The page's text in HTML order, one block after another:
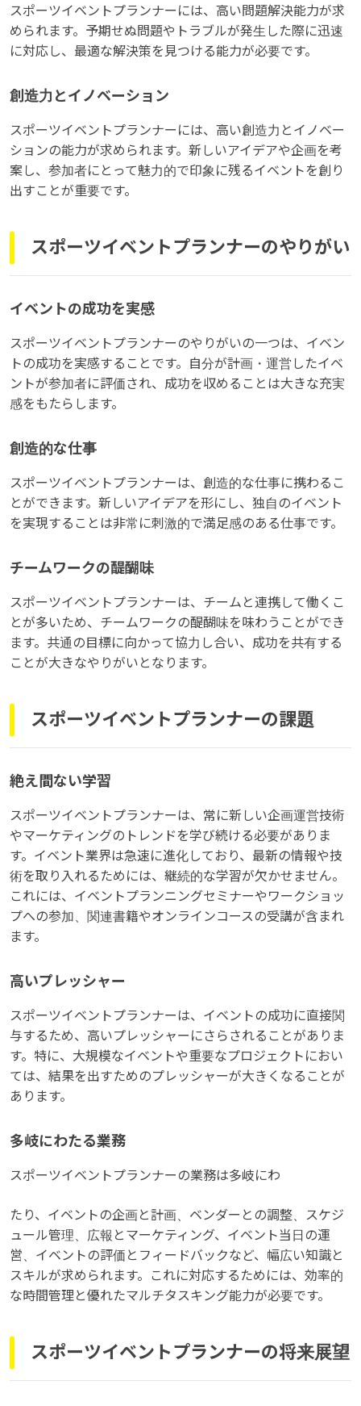
スポーツイベントプランナーには、高い問題解決能力が求
められます。予期せぬ問題やトラブルが発生した際に迅速
に対応し、最適な解決策を見つける能力が必要です。
創造力とイノベーション
スポーツイベントプランナーには、高い創造力とイノベー
ションの能力が求められます。新しいアイデアや企画を考
案し、参加者にとって魅力的で印象に残るイベントを創り
出すことが重要です。
スポーツイベントプランナーのやりがい
イベントの成功を実感
スポーツイベントプランナーのやりがいの一つは、イベン
トの成功を実感することです。自分が計画・運営したイベ
ントが参加者に評価され、成功を収めることは大きな充実
感をもたらします。
創造的な仕事
スポーツイベントプランナーは、創造的な仕事に携わるこ
とができます。新しいアイデアを形にし、独自のイベント
を実現することは非常に刺激的で満足感のある仕事です。
チームワークの醍醐味
スポーツイベントプランナーは、チームと連携して働くこ
とが多いため、チームワークの醍醐味を味わうことができ
ます。共通の目標に向かって協力し合い、成功を共有する
ことが大きなやりがいとなります。
スポーツイベントプランナーの課題
絶え間ない学習
スポーツイベントプランナーは、常に新しい企画運営技術
やマーケティングのトレンドを学び続ける必要がありま
す。イベント業界は急速に進化しており、最新の情報や技
術を取り入れるためには、継続的な学習が欠かせません。
これには、イベントプランニングセミナーやワークショッ
プへの参加、関連書籍やオンラインコースの受講が含まれ
ます。
高いプレッシャー
スポーツイベントプランナーは、イベントの成功に直接関
与するため、高いプレッシャーにさらされることがありま
す。特に、大規模なイベントや重要なプロジェクトにおい
ては、結果を出すためのプレッシャーが大きくなることが
あります。
多岐にわたる業務
スポーツイベントプランナーの業務は多岐にわ
たり、イベントの企画と計画、ベンダーとの調整、スケジ
ュール管理、広報とマーケティング、イベント当日の運
営、イベントの評価とフィードバックなど、幅広い知識と
スキルが求められます。これに対応するためには、効率的
な時間管理と優れたマルチタスキング能力が必要です。
スポーツイベントプランナーの将来展望